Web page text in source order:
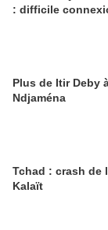
: difficile
Plus de Itir Deby
Ndjaména
Tchad : crash de
Kalaït